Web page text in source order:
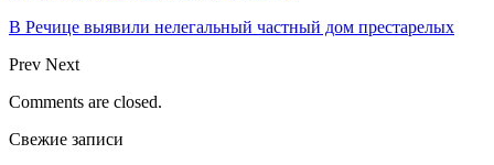
В Речице выявили нелегальный частный дом престарелых
Prev Next
Comments are closed.
Свежие записи